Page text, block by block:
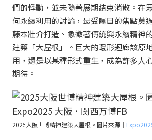
們的悸動，並未隨著展期結束消散。在
何永續利用的討論，最受矚目的焦點莫
藤本壯介打造、象徵著傳統與永續精神
建築「大屋根」。巨大的環形迴廊該原
用，還是以某種形式重生，成為許多人
期待。
2025大阪世博精神建築大屋根。圖片來源｜